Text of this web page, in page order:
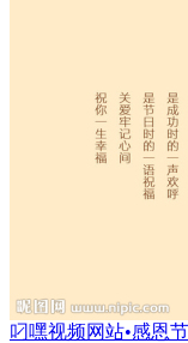
叼嘿视频网站•感恩